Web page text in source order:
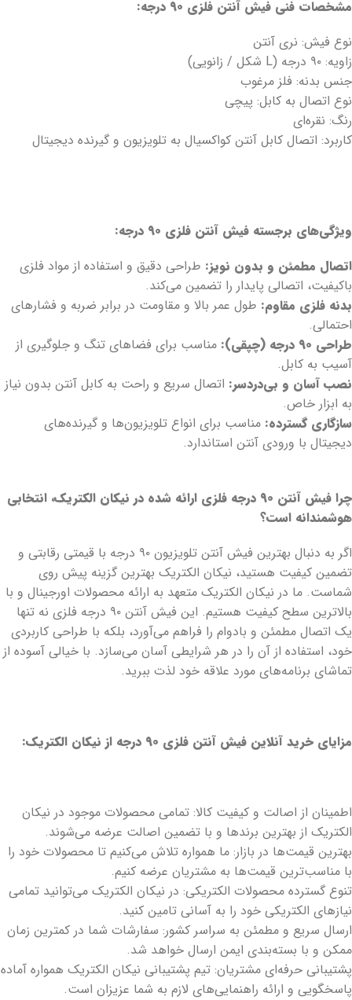
مشخصات فنی فیش آنتن فلزی ۹۰ درجه:
نوع فیش: نری آنتن
زاویه: ۹۰ درجه (L شکل / زانویی)
جنس بدنه: فلز مرغوب
نوع اتصال به کابل: پیچی
رنگ: نقره‌ای
کاربرد: اتصال کابل آنتن کواکسیال به تلویزیون و گیرنده دیجیتال
ویژگی‌های برجسته فیش آنتن فلزی ۹۰ درجه:
اتصال مطمئن و بدون نویز: طراحی دقیق و استفاده از مواد فلزی
باکیفیت، اتصالی پایدار را تضمین می‌کند.
بدنه فلزی مقاوم: طول عمر بالا و مقاومت در برابر ضربه و فشارهای
احتمالی.
طراحی ۹۰ درجه (چپقی):
مناسب برای فضاهای تنگ و جلوگیری از
آسیب به کابل.
نصب آسان و بی‌دردسر: اتصال سریع و راحت به کابل آنتن بدون نیاز
به ابزار خاص.
سازگاری گسترده: مناسب برای انواع تلویزیون‌ها و گیرنده‌های
دیجیتال با ورودی آنتن استاندارد.
چرا فیش آنتن ۹۰ درجه فلزی ارائه شده در نیکان الکتریک، انتخابی
هوشمندانه است؟
اگر به دنبال بهترین فیش آنتن تلویزیون ۹۰ درجه با قیمتی رقابتی و
تضمین کیفیت هستید، نیکان الکتریک بهترین گزینه پیش روی
شماست. ما در نیکان الکتریک متعهد به ارائه محصولات اورجینال و با
بالاترین سطح کیفیت هستیم. این فیش آنتن ۹۰ درجه فلزی نه تنها
یک اتصال مطمئن و بادوام را فراهم می‌آورد، بلکه با طراحی کاربردی
خود، استفاده از آن را در هر شرایطی آسان می‌سازد. با خیالی آسوده از
تماشای برنامه‌های مورد علاقه خود لذت ببرید.
مزایای خرید آنلاین فیش آنتن فلزی ۹۰ درجه از نیکان الکتریک:
اطمینان از اصالت و کیفیت کالا: تمامی محصولات موجود در نیکان
الکتریک از بهترین برندها و با تضمین اصالت عرضه می‌شوند.
بهترین قیمت‌ها در بازار: ما همواره تلاش می‌کنیم تا محصولات خود را
با مناسب‌ترین قیمت‌ها به مشتریان عرضه کنیم.
تنوع گسترده محصولات الکتریکی: در نیکان الکتریک می‌توانید تمامی
نیازهای الکتریکی خود را به آسانی تامین کنید.
ارسال سریع و مطمئن به سراسر کشور: سفارشات شما در کمترین زمان
ممکن و با بسته‌بندی ایمن ارسال خواهد شد.
پشتیبانی حرفه‌ای مشتریان: تیم پشتیبانی نیکان الکتریک همواره آماده
پاسخگویی و ارائه راهنمایی‌های لازم به شما عزیزان است.